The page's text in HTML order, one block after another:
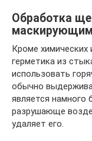
Обработка
Кроме химических
герметика из
использовать
обычно
является намного
разрушающе
удаляет его.